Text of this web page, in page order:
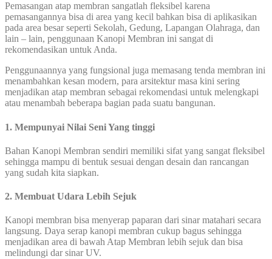
Pemasangan atap membran sangatlah fleksibel karena
pemasangannya bisa di area yang kecil bahkan bisa di aplikasikan
pada area besar seperti Sekolah, Gedung, Lapangan Olahraga, dan
lain – lain, penggunaan Kanopi Membran ini sangat di
rekomendasikan untuk Anda.
Penggunaannya yang fungsional juga memasang tenda membran ini
menambahkan kesan modern, para arsitektur masa kini sering
menjadikan atap membran sebagai rekomendasi untuk melengkapi
atau menambah beberapa bagian pada suatu bangunan.
1. Mempunyai Nilai Seni Yang tinggi
Bahan Kanopi Membran sendiri memiliki sifat yang sangat fleksibel
sehingga mampu di bentuk sesuai dengan desain dan rancangan
yang sudah kita siapkan.
2. Membuat Udara Lebih Sejuk
Kanopi membran bisa menyerap paparan dari sinar matahari secara
langsung. Daya serap kanopi membran cukup bagus sehingga
menjadikan area di bawah Atap Membran lebih sejuk dan bisa
melindungi dar sinar UV.